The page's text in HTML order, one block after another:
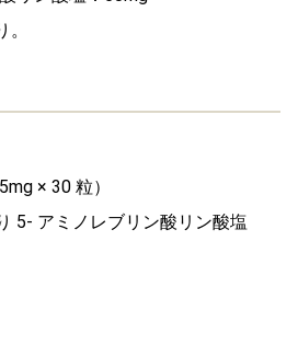
× 30 粒）
5- アミノレブリン酸リン酸塩